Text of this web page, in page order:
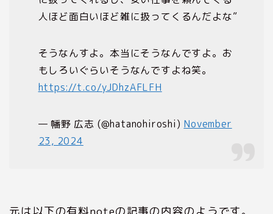
人ほど面白いほど雑に扱ってくるんだよな”
そうなんすよ。本当にそうなんですよ。お
もしろいぐらいそうなんですよね笑。
https://t.co/yJDhzAFLFH
— 幡野 広志 (@hatanohiroshi) November
23, 2024